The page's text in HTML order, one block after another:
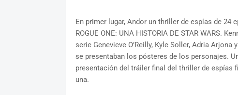
En primer lugar, Andor un thriller de espías de
ROGUE ONE: UNA HISTORIA DE STAR WARS.
serie Genevieve O’Reilly, Kyle Soller, Adria
se presentaban los pósteres de los personajes.
presentación del tráiler final del thriller de espías
una.